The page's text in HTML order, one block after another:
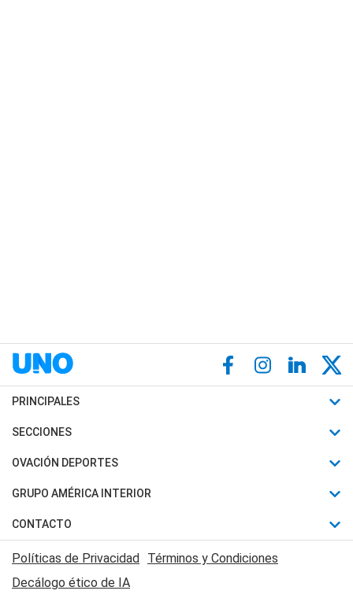
PRINCIPALES
Últimas Noticias
Política
Judiciales
Economia
SECCIONES
Horóscopo
Motores
Trucos caseros
Series y Películas
Edictos y Solicitadas
OVACIÓN DEPORTES
Fútbol
Mundial
Automovilismo
Rugby
GRUPO AMÉRICA INTERIOR
Canal 7 en Vivo
CONTACTO
Acerca de Nosotros
Contactanos
Políticas de Privacidad Términos y Condiciones
Decálogo ético de IA